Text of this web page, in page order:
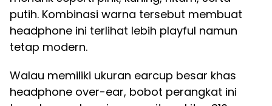
putih. Kombinasi warna tersebut membuat
headphone ini terlihat lebih playful namun
tetap modern.
Walau memiliki ukuran earcup besar khas
headphone over-ear, bobot perangkat ini